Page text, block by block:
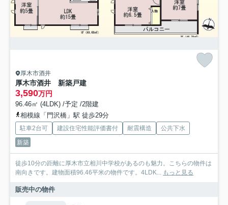
厚木市酒井
厚木市酒井 新築戸建
3,590万円
96.46㎡ (4LDK) /予定 /2階建
相模線「門沢橋」駅 徒歩29分
駐車2台可 建設住宅性能評価書付 耐震構造
公共下水
新築
徒歩10分の距離に厚木市立相川中学校があるのも魅力。こちらの物件は
南向きです。建物面積96.46平米の物件です。4LDK... もっと見る
販売中の物件